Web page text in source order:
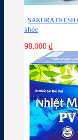
SAKURA FRESH
khỏe
98.000 ₫